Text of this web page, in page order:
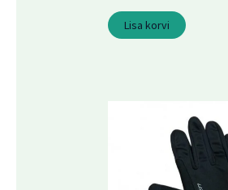
Lisa korvi
14,90 €.
hind
on:
11,90 €.